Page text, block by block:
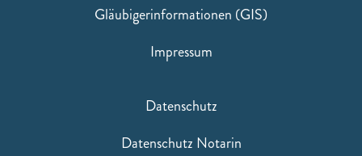
Gläubigerinformationen (GIS)
Impressum
Datenschutz
Datenschutz Notarin